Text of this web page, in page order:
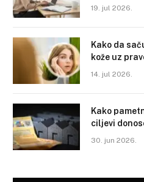
19. jul 2026.
Kako da
kože uz
14. jul 2026.
Kako
ciljevi
30. jun 2026.